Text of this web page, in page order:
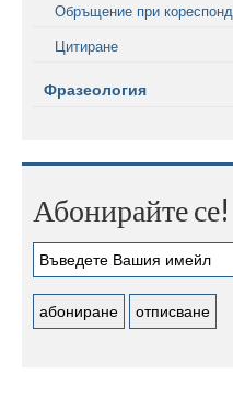
Обръщение при
Цитиране
Фразеология
Абонирайте се!